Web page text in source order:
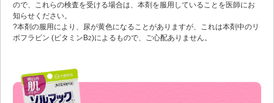
ので、これらの検査を受ける場合は、本剤を服用していることを医師にお
知らせください。
?本剤の服用により、尿が黄色になることがありますが、これは本剤中のリ
ボフラビン (ビタミンB2)によるもので、ご心配ありません。